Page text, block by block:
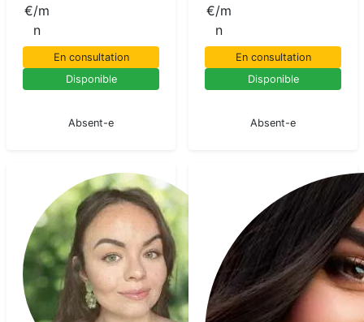
€/m
n
En consultation
Disponible
Absent-e
€/m
n
En consultation
Disponible
Absent-e
Laura
Moon
Voyant